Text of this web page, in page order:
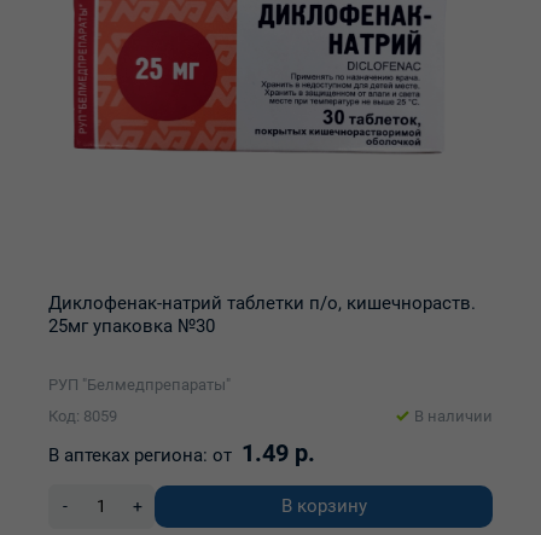
Диклофенак-натрий таблетки п/о, кишечнораств.
25мг упаковка №30
РУП "Белмедпрепараты"
Код: 8059
В наличии
В аптеках региона: от 1.49 р.
- + В корзину